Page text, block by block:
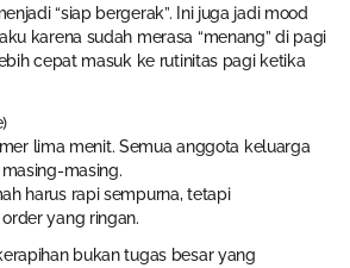
“siap bergerak”. Ini juga jadi mood
karena sudah merasa “menang” di pagi
cepat masuk ke rutinitas pagi ketika
lima menit. Semua anggota keluarga
masing.
harus rapi sempurna, tetapi
yang ringan.
bukan tugas besar yang